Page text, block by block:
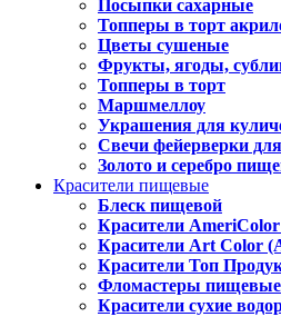
Посыпки сахарные
Топперы в торт
Цветы сушеные
Фрукты, ягоды,
Топперы в торт
Маршмеллоу
Украшения для
Свечи фейерверки
Золото и серебро
Красители пищевые
Блеск пищевой
Красители
Красители Art Color
Красители Топ
Фломастеры пищевые
Красители сухие